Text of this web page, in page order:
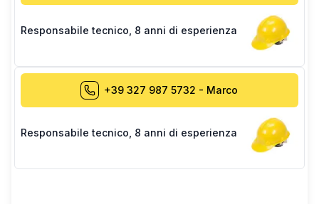
Responsabile tecnico 8 anni di esperienza
+39 327 987 5732 - Marco
Responsabile tecnico 8 anni di esperienza